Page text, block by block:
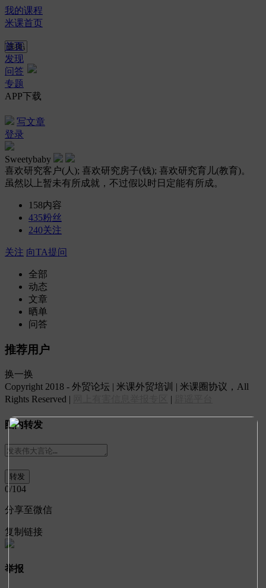
我的课程
米课首页
首页
发现
问答
专题
APP下载
写文章
登录
Sweetybaby
喜欢研究客户(人); 喜欢研究房子(钱); 喜欢研究育儿(教育)。
虽然以上暂未有所成就，不过假以时日定能有所成。
158内容
435粉丝
240关注
关注 向TA提问
全部
动态
文章
晒单
问答
推荐用户
换一换
Copyright 2018 - 外贸论坛 | 米课外贸培训 | 米课圈协议，All
Rights Reserved |
|
圈内转发
0/104
分享至微信
复制链接
举报